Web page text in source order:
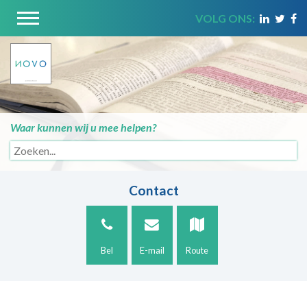
VOLG ONS:
Waar kunnen wij u mee helpen?
Contact
Bel E-mail Route